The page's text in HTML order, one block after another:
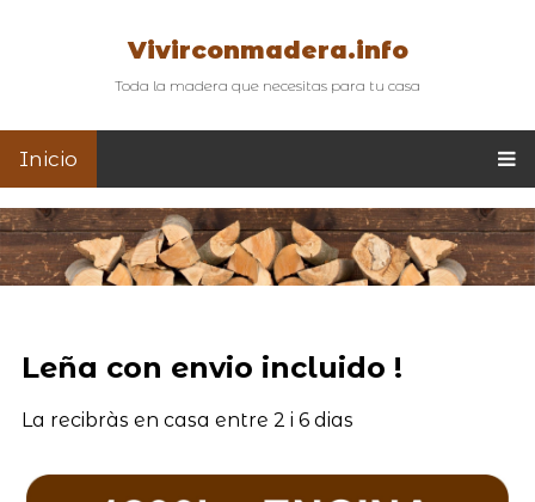
Vivirconmadera.info
Toda la madera que necesitas para tu casa
Inicio
Leña con envio incluido !
La recibràs en casa entre 2 i 6 dias